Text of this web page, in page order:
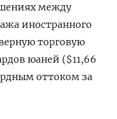
между
иностранного
торговую
юаней ($11,66
оттоком за